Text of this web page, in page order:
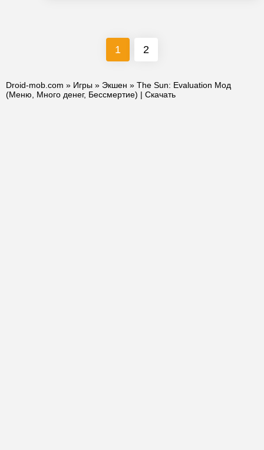
1 2
Droid-mob.com » Игры » Экшен » The Sun: Evaluation Мод
(Меню, Много денег, Бессмертие) | Скачать